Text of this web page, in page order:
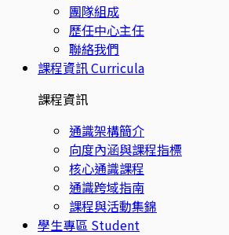
團隊組成
歷任中心主任
聯絡我們
課程資訊Curricula
課程資訊
通識架構簡介
向度內涵與課程指標
核心通識課程
通識跨域指南
課程與活動集錦
學生專區 Student